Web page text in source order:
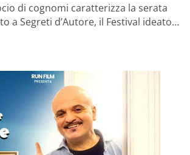
di cognomi caratterizza la serata
a Segreti d’Autore, il Festival ideato…